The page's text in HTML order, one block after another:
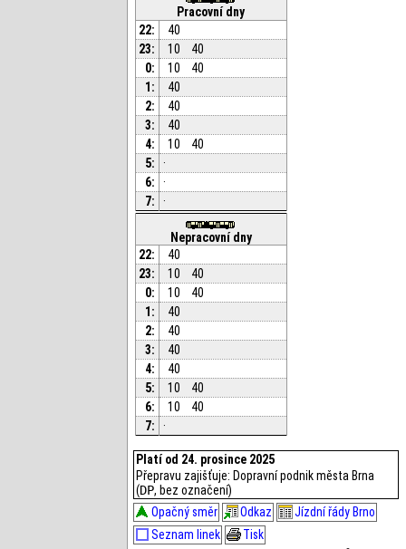
Pracovní dny
22:
40
23:
10
40
0:
10
40
1:
40
2:
40
3:
40
4:
10
40
5:
·
6:
·
7:
·
Nepracovní dny
22:
40
23:
10
40
0:
10
40
1:
40
2:
40
3:
40
4:
40
5:
10
40
6:
10
40
7:
·
Platí od 24. prosince 2025
Přepravu zajišťuje: Dopravní podnik města Brna
(DP, bez označení)
Opačný směr
Odkaz
Jízdní řády Brno
Seznam linek
Tisk